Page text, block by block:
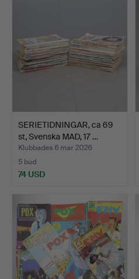
SERIETIDNINGAR, ca 69
st, Svenska MAD, 17 …
Klubbades 6 mar 2026
5 bud
74 USD